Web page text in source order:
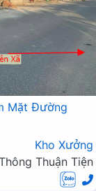
Mặt Đường
Kho Xưởng
Thuận Tiện